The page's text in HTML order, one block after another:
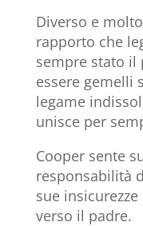
Diverso e
rapporto che
sempre stato il
essere gemelli
legame
unisce per
Cooper sente
responsabilità
sue
verso il padre.